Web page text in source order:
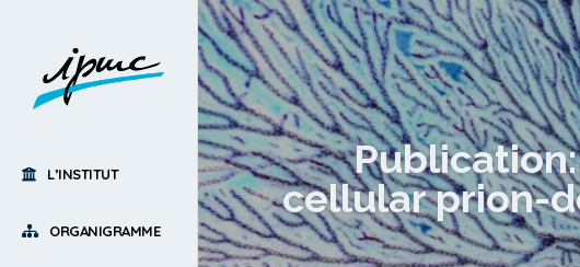
L’INSTITUT
ORGANIGRAMME
cellular prion-